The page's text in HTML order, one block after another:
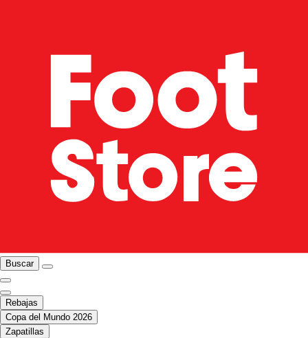
Buscar
Rebajas
Copa del Mundo 2026
Zapatillas